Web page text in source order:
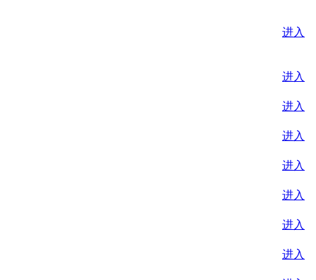
进入
进入
进入
进入
进入
进入
进入
进入